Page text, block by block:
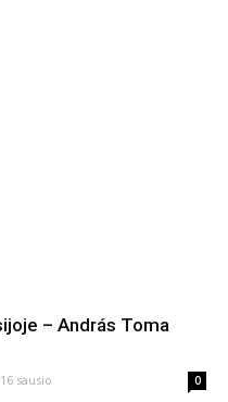
– András Toma
sausio 0